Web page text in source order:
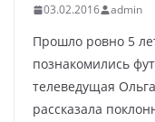
03.02.2016 admin
Прошло ровно 5
познакомились
телеведущая
рассказала